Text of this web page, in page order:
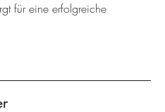
für eine erfolgreiche